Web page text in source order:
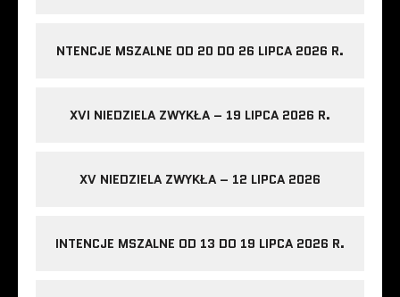
NTENCJE MSZALNE OD 20 DO 26 LIPCA 2026 R.
XVI NIEDZIELA ZWYKŁA – 19 LIPCA 2026 R.
XV NIEDZIELA ZWYKŁA – 12 LIPCA 2026
INTENCJE MSZALNE OD 13 DO 19 LIPCA 2026 R.